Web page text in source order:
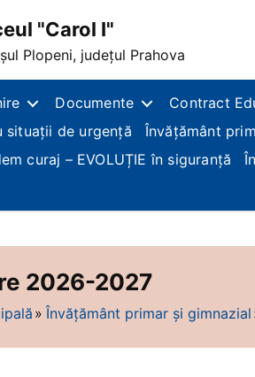
"Carol I"
Plopeni, județul Prahova
Documente Contract
situații de urgență
Învățământ
curaj – EVOLUȚIE în siguranță
2026-2027
Învățământ primar și gimnazial